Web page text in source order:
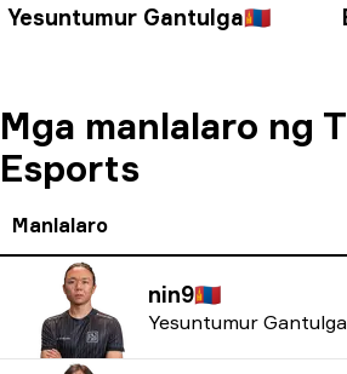
Yesuntumur Gantulga🇲🇳
Mga manlalaro ng
Esports
Manlalaro
nin9🇲🇳
Yesuntumur Gantulga